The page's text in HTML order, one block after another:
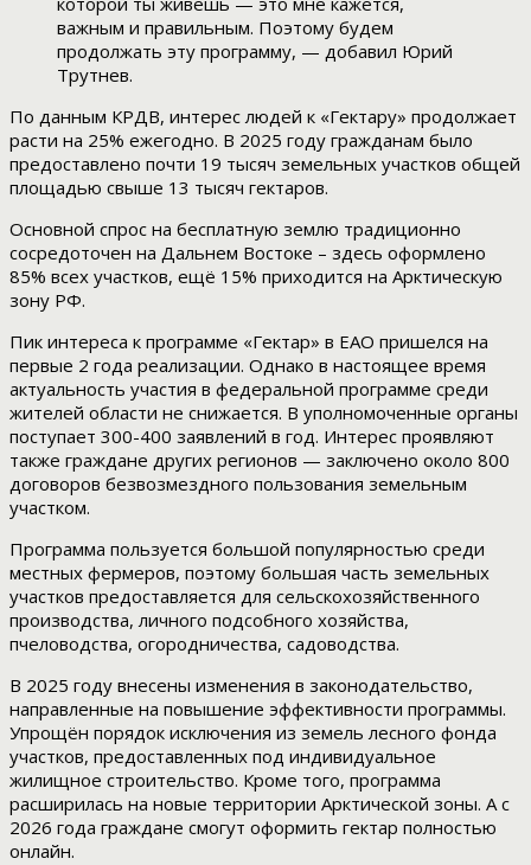
важным и правильным. Поэтому будем
продолжать эту программу, — добавил Юрий
Трутнев.
По данным КРДВ, интерес людей к «Гектару» продолжает
расти на 25% ежегодно. В 2025 году гражданам было
предоставлено почти 19 тысяч земельных участков общей
площадью свыше 13 тысяч гектаров.
Основной спрос на бесплатную землю традиционно
сосредоточен на Дальнем Востоке – здесь оформлено
85% всех участков, ещё 15% приходится на Арктическую
зону РФ.
Пик интереса к программе «Гектар» в ЕАО пришелся на
первые 2 года реализации. Однако в настоящее время
актуальность участия в федеральной программе среди
жителей области не снижается. В уполномоченные органы
поступает 300-400 заявлений в год. Интерес проявляют
также граждане других регионов — заключено около 800
договоров безвозмездного пользования земельным
участком.
Программа пользуется большой популярностью среди
местных фермеров, поэтому большая часть земельных
участков предоставляется для сельскохозяйственного
производства, личного подсобного хозяйства,
пчеловодства, огородничества, садоводства.
В 2025 году внесены изменения в законодательство,
направленные на повышение эффективности программы.
Упрощён порядок исключения из земель лесного фонда
участков, предоставленных под индивидуальное
жилищное строительство. Кроме того, программа
расширилась на новые территории Арктической зоны. А с
2026 года граждане смогут оформить гектар полностью
онлайн.